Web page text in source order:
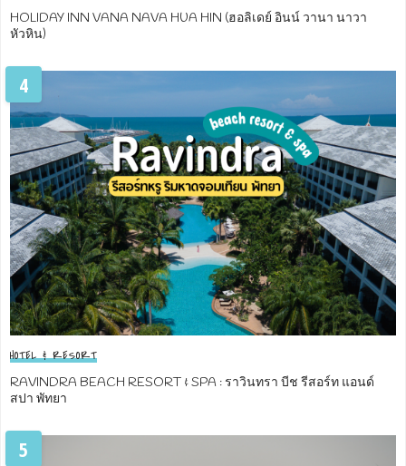
HOLIDAY INN VANA NAVA HUA HIN (ฮอลิเดย์ อินน์ วานา นาวา
หัวหิน)
4
HOTEL & RESORT
RAVINDRA BEACH RESORT & SPA : ราวินทรา บีช รีสอร์ท แอนด์
สปา พัทยา
5